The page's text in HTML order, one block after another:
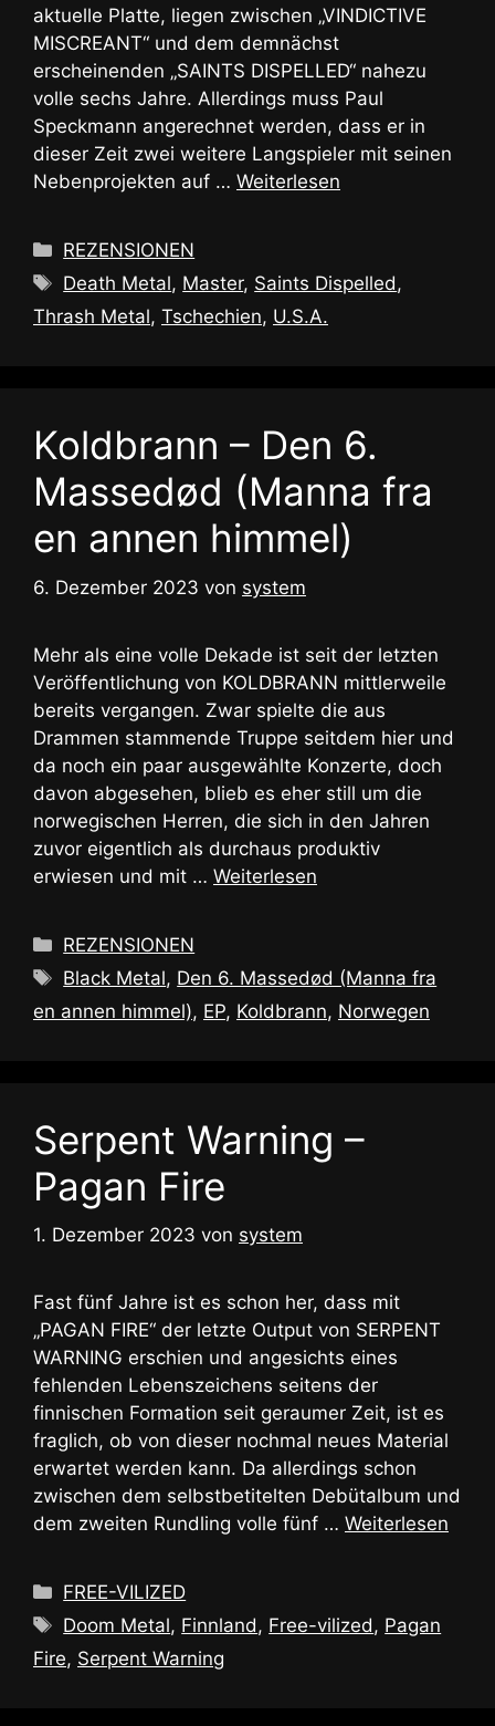
aktuelle Platte, liegen zwischen „VINDICTIVE
MISCREANT“ und dem demnächst
erscheinenden „SAINTS DISPELLED“ nahezu
volle sechs Jahre. Allerdings muss Paul
Speckmann angerechnet werden, dass er in
dieser Zeit zwei weitere Langspieler mit seinen
Nebenprojekten auf … Weiterlesen
Kategorien
REZENSIONEN
Schlagwörter
Death Metal, Master, Saints Dispelled,
Thrash Metal, Tschechien, U.S.A.
Koldbrann – Den 6.
Massedød (Manna fra
en annen himmel)
6. Dezember 2023 von system
Mehr als eine volle Dekade ist seit der letzten
Veröffentlichung von KOLDBRANN mittlerweile
bereits vergangen. Zwar spielte die aus
Drammen stammende Truppe seitdem hier und
da noch ein paar ausgewählte Konzerte, doch
davon abgesehen, blieb es eher still um die
norwegischen Herren, die sich in den Jahren
zuvor eigentlich als durchaus produktiv
erwiesen und mit … Weiterlesen
Kategorien
REZENSIONEN
Schlagwörter
Black Metal, Den 6. Massedød (Manna fra
en annen himmel), EP, Koldbrann, Norwegen
Serpent Warning –
Pagan Fire
1. Dezember 2023 von system
Fast fünf Jahre ist es schon her, dass mit
„PAGAN FIRE“ der letzte Output von SERPENT
WARNING erschien und angesichts eines
fehlenden Lebenszeichens seitens der
finnischen Formation seit geraumer Zeit, ist es
fraglich, ob von dieser nochmal neues Material
erwartet werden kann. Da allerdings schon
zwischen dem selbstbetitelten Debütalbum und
dem zweiten Rundling volle fünf … Weiterlesen
Kategorien
FREE-VILIZED
Schlagwörter
Doom Metal, Finnland, Free-vilized, Pagan
Fire, Serpent Warning